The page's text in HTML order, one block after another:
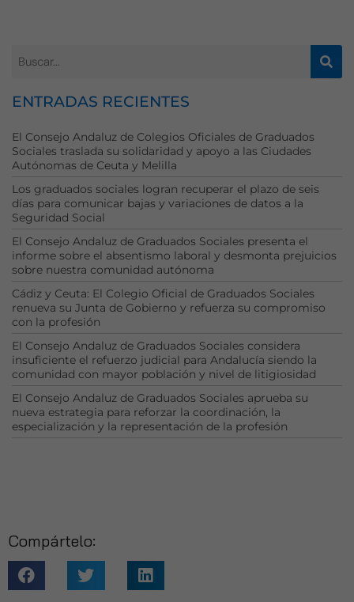
ENTRADAS RECIENTES
El Consejo Andaluz de Colegios Oficiales de Graduados
Sociales traslada su solidaridad y apoyo a las Ciudades
Autónomas de Ceuta y Melilla
Los graduados sociales logran recuperar el plazo de seis
días para comunicar bajas y variaciones de datos a la
Seguridad Social
El Consejo Andaluz de Graduados Sociales presenta el
informe sobre el absentismo laboral y desmonta prejuicios
sobre nuestra comunidad autónoma
Cádiz y Ceuta: El Colegio Oficial de Graduados Sociales
renueva su Junta de Gobierno y refuerza su compromiso
con la profesión
El Consejo Andaluz de Graduados Sociales considera
insuficiente el refuerzo judicial para Andalucía siendo la
comunidad con mayor población y nivel de litigiosidad
El Consejo Andaluz de Graduados Sociales aprueba su
nueva estrategia para reforzar la coordinación, la
especialización y la representación de la profesión
Compártelo:
Necesarias
cookies no
son
necesarias
para que
funcione la
web.
Estadísticas
Para que
podamos
mejorar la
funcionalidad
y estructura